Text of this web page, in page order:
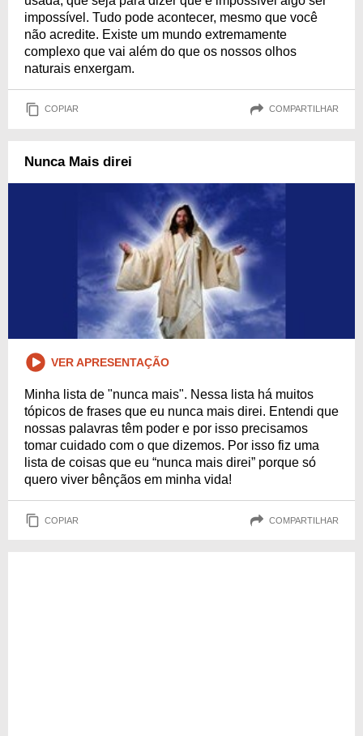
impossível. Tudo pode acontecer, mesmo que você
não acredite. Existe um mundo extremamente
complexo que vai além do que os nossos olhos
naturais enxergam.
COPIAR COMPARTILHAR
Nunca Mais direi
VER APRESENTAÇÃO
Minha lista de "nunca mais". Nessa lista há muitos
tópicos de frases que eu nunca mais direi. Entendi que
nossas palavras têm poder e por isso precisamos
tomar cuidado com o que dizemos. Por isso fiz uma
lista de coisas que eu “nunca mais direi” porque só
quero viver bênçãos em minha vida!
COPIAR COMPARTILHAR